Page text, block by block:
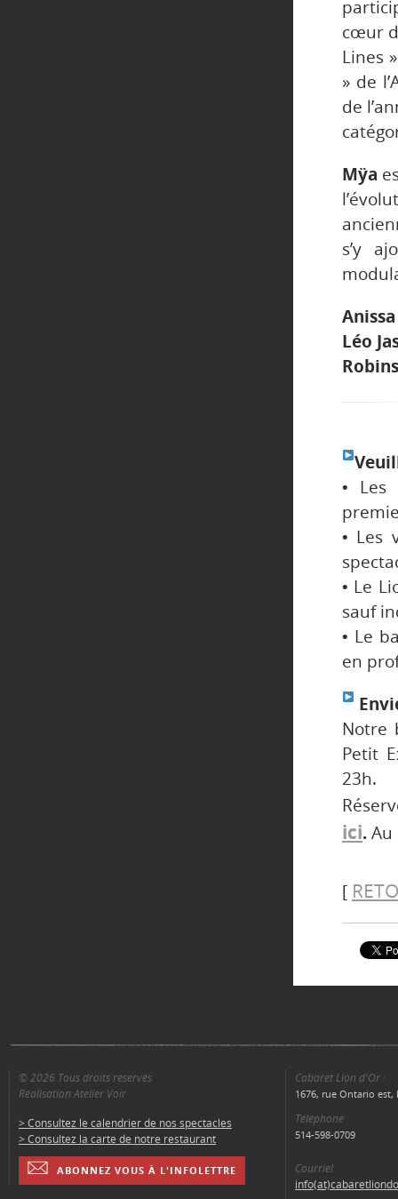
cœur
Lines
» de
de
Mÿa
s’y
Léo
• Les
• Les
• Le
sauf
• Le
en
Notre
Petit
23h.
ici.Au
[
© 2026 Tous droits réservés
Réalisation Atelier Voir
> Consultez le calendrier de nos spectacles
> Consultez la carte de notre restaurant
ABONNEZ VOUS À L'INFOLETTRE
Cabaret Lion d'Or :
1676, rue Ontario est,
Téléphone
514-598-0709
Courriel